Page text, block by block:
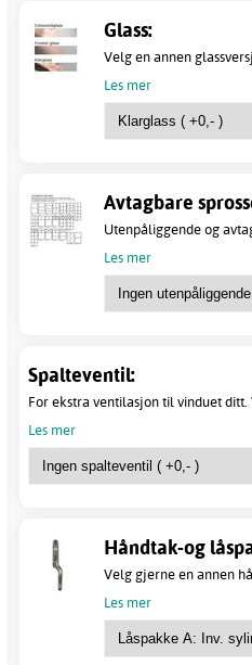
Glass:
Velg en annen
Les mer
Avtagbare
Utenpåliggende og
Les mer
Spalteventil:
For ekstra ventilasjon til vinduet
Les mer
Håndtak-og
Velg gjerne en annen
Les mer